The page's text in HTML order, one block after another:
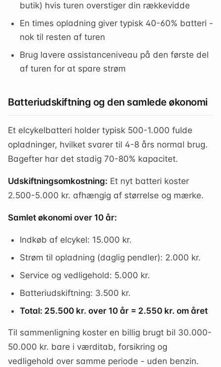
butik) hvis turen overstiger din rækkevidde
En times opladning giver typisk 40-60% batteri -
nok til resten af turen
Brug lavere assistanceniveau på den første del
af turen for at spare strøm
Batteriudskiftning og den samlede økonomi
Et elcykelbatteri holder typisk 500-1.000 fulde
opladninger, hvilket svarer til 4-8 års normal brug.
Bagefter har det stadig 70-80% kapacitet.
Udskiftningsomkostning: Et nyt batteri koster
2.500-5.000 kr. afhængig af størrelse og mærke.
Samlet økonomi over 10 år:
Indkøb af elcykel: 15.000 kr.
Strøm til opladning (daglig pendler): 2.000 kr.
Service og vedligehold: 5.000 kr.
Batteriudskiftning: 3.500 kr.
Total: 25.500 kr. over 10 år = 2.550 kr. om året
Til sammenligning koster en billig brugt bil 30.000-
50.000 kr. bare i værditab, forsikring og
vedligehold over samme periode - uden benzin.